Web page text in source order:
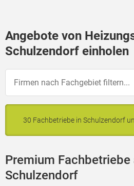
Angebote von
Schulzendorf einholen
30 Fachbetriebe in Schulzendorf
Premium Fachbetriebe
Schulzendorf